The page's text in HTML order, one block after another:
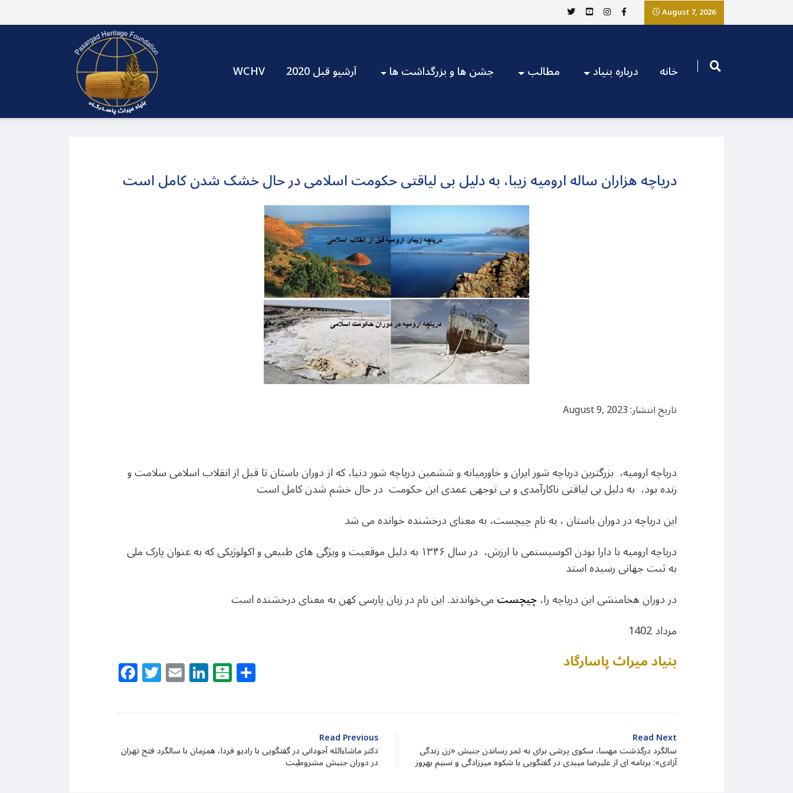
August 7, 2026
WCHV آرشیو قبل 2020 جشن ها و بزرگداشت ها مطالب درباره بنیاد خانه
دریاچه هزاران ساله ارومیه زیبا، به دلیل بی لیاقتی حکومت اسلامی در حال خشک شدن کامل است
تاریخ انتشار: August 9, 2023
دریاچه ارومیه، بزرگترین دریاچه شور ایران و خاورمیانه و ششمین دریاچه شور دنیا، که از دوران باستان تا قبل از انقلاب اسلامی سلامت و
زنده بود، به دلیل بی لیاقتی ناکارآمدی و بی توجهی عمدی این حکومت در حال خشم شدن کامل است
این دریاچه در دوران باستان ، به نام چیچست، به معنای درخشنده خوانده می شد
دریاچه ارومیه با دارا بودن اکوسیستمی با ارزش، در سال ۱۳۴۶ به دلیل موقعیت و ویژگی های طبیعی و اکولوژیکی که به عنوان پارک ملی
به ثبت جهانی رسیده استد
در دوران هخامنشی این دریاچه را،چیچستمی‌خواندند. این نام در زبان پارسی کهن به معنای درخشنده است
مرداد 1402
Facebook
Twitter
EmailLinkedIn
Balatarin بنیاد میراث پاسارگاد
Read Previous
دکتر ماشاءالله آجودانی در گفتگویی با رادیو فردا، همزمان با سالگرد فتح تهران
در دوران جنبش مشروطیت
Read Next
سالگرد درگذشت مهسا، سکوی پرشی برای به ثمر رساندن جنبش «زن زندگی
آزادی»: برنامه ای از علیرضا میبدی در گفتگویی با شکوه میرزادگی و نسیم بهروز